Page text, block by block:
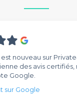
nouveau sur
des avis certifiés,
Google.
sur Google